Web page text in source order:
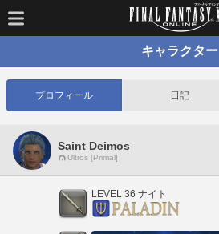
キャラクター
プロフィール 日記
Saint Deimos
Ultros [Primal]
LEVEL 36 ナイト